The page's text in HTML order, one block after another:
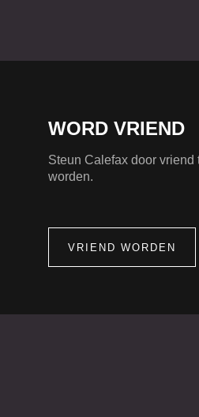
WORD VRIEND
Steun Calefax door vriend
worden.
VRIEND WORDEN